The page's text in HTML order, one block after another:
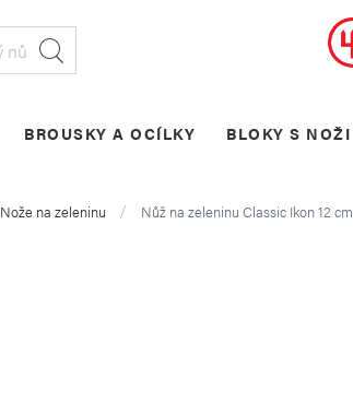
BROUSKY A OCÍLKY BLOKY S NOŽI
Nože na zeleninu Nůž na zeleninu Classic Ikon 12 cm